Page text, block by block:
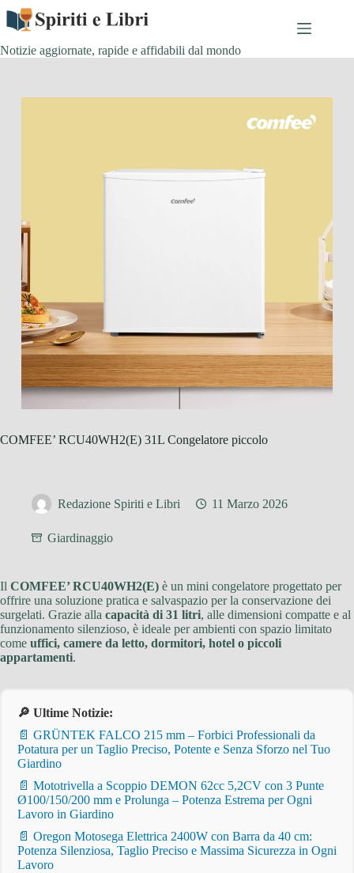
Salta
contenuto
Notizie aggiornate, rapide e affidabili dal mondo
COMFEE’ RCU40WH2(E) 31L Congelatore piccolo
Redazione Spiriti e Libri 11 Marzo 2026
Giardinaggio
Il COMFEE’ RCU40WH2(E) è un mini congelatore progettato per
offrire una soluzione pratica e salvaspazio per la conservazione dei
surgelati. Grazie alla capacità di 31 litri, alle dimensioni compatte e al
funzionamento silenzioso, è ideale per ambienti con spazio limitato
come uffici, camere da letto, dormitori, hotel o piccoli
appartamenti.
🔎 Ultime Notizie:
📄 GRÜNTEK FALCO 215 mm – Forbici Professionali da
Potatura per un Taglio Preciso, Potente e Senza Sforzo nel Tuo
Giardino
📄 Mototrivella a Scoppio DEMON 62cc 5,2CV con 3 Punte
Ø100/150/200 mm e Prolunga – Potenza Estrema per Ogni
Lavoro in Giardino
📄 Oregon Motosega Elettrica 2400W con Barra da 40 cm:
Potenza Silenziosa, Taglio Preciso e Massima Sicurezza in Ogni
Lavoro